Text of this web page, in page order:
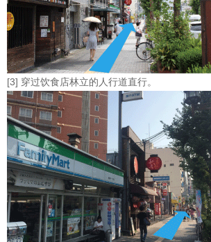
[3] 穿过饮食店林立的人行道直行。